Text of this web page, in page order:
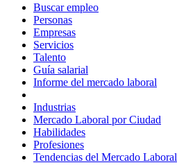
Buscar empleo
Personas
Empresas
Servicios
Talento
Guía salarial
Informe del mercado laboral
Industrias
Mercado Laboral por Ciudad
Habilidades
Profesiones
Tendencias del Mercado Laboral